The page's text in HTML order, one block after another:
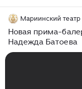
Мариинский театр
Новая прима-
Надежда Батоева